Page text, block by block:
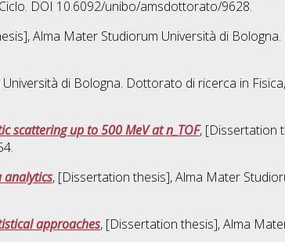
DOI 10.6092/unibo/amsdottorato/9628.
Alma Mater Studiorum Università di
di Bologna. Dottorato di ricerca in Fisica
scattering up to 500 MeV at n_TOF, [Dissertation
analytics, [Dissertation thesis], Alma Mater
approaches, [Dissertation thesis], Alma